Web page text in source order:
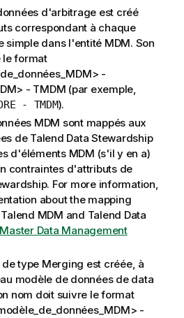
d'arbitrage est créé
correspondant à chaque
simple dans l'entité MDM. Son
le format
-
- TMDM (par exemple,
- TMDM).
MDM sont mappés aux
de Talend Data Stewardship
d'éléments MDM (s'il y en a)
contraintes d'attributs de
. For more information,
about the mapping
Talend MDM and Talend Data
Master Data Management
type Merging est créée, à
modèle de données de data
nom doit suivre le format
-